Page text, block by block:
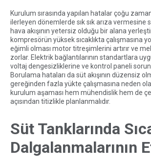
Kurulum sırasında yapılan hatalar çoğu
ilerleyen dönemlerde sık sık arıza vermesine
hava akışının yetersiz olduğu bir alana
kompresörün yüksek sıcaklıkta çalışmasına
eğimli olması motor titreşimlerini artırır ve
zorlar. Elektrik bağlantılarının standartlara
voltaj dengesizliklerine ve kontrol paneli
Borulama hataları da süt akışının düzensiz
gereğinden fazla yükte çalışmasına neden
kurulum aşaması hem mühendislik hem de
açısından titizlikle planlanmalıdır.
Süt Tanklarında
Dalgalanmalarının